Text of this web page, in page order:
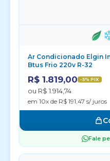
Ar Condicionado Elgin
Btus Frio 220v R-32
R$ 1.819,00 -5% PIX
ou R$ 1.914,74
em 10x de R$ 191,47 s/ juros
Fale